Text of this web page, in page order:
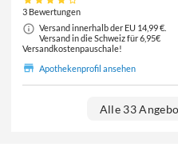
3 Bewertungen
Versand innerhalb der EU 14,99 €.
Versand in die Schweiz für 6,95€
Versandkostenpauschale!
Apothekenprofil ansehen
Alle 33